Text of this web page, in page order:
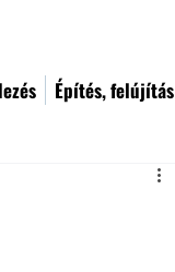
Építés, felújítás